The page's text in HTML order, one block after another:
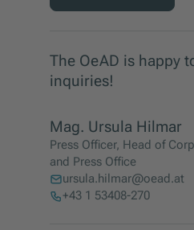
The OeAD is happy
inquiries!
Mag. Ursula Hilmar
Press Officer, Head of
and Press Office
ursula.hilmar@oead.at
+43 1 53408-270